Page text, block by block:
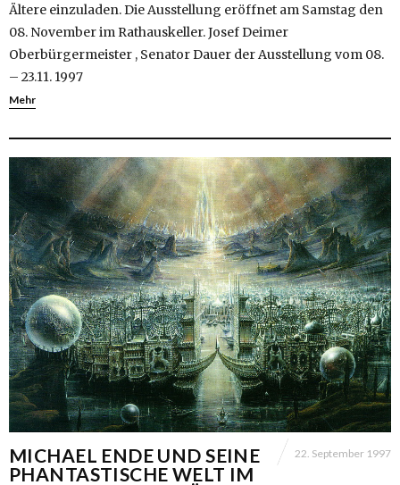
Ältere einzuladen. Die Ausstellung eröffnet am Samstag den
08. November im Rathauskeller. Josef Deimer
Oberbürgermeister , Senator Dauer der Ausstellung vom 08.
– 23.11. 1997
Mehr
MICHAEL ENDE UND SEINE
PHANTASTISCHE WELT IM
22. September 1997